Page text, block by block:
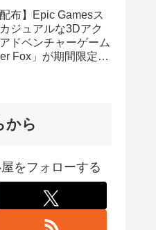
版）
配布】Epic Gamesス
ジュアルな3Dアク
ドベンチャーゲーム
Fox」が期間限定で
から
をフォローする